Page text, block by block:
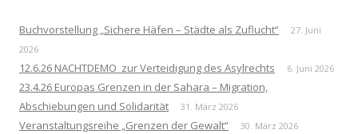
Buchvorstellung „Sichere Häfen – Städte als Zuflucht“
27. Juni
2026
12.6.26 NACHTDEMO zur Verteidigung des Asylrechts 6. Juni 2026
23.4.26 Europas Grenzen in der Sahara – Migration,
Abschiebungen und Solidarität
31. März 2026
Veranstaltungsreihe „Grenzen der Gewalt“ 30. März 2026